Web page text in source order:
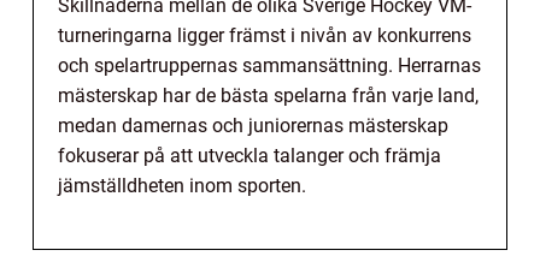
Skillnaderna mellan de olika Sverige Hockey VM-
turneringarna ligger främst i nivån av konkurrens
och spelartruppernas sammansättning. Herrarnas
mästerskap har de bästa spelarna från varje land,
medan damernas och juniorernas mästerskap
fokuserar på att utveckla talanger och främja
jämställdheten inom sporten.